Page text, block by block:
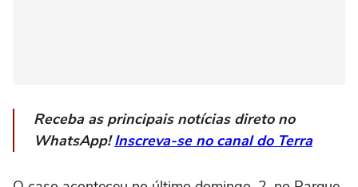
Receba as principais notícias direto no
WhatsApp!Inscreva-se no canal do Terra